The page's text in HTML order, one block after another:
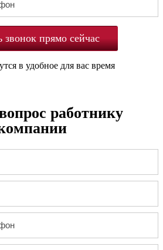
звонок прямо сейчас
в удобное для вас время
работнику